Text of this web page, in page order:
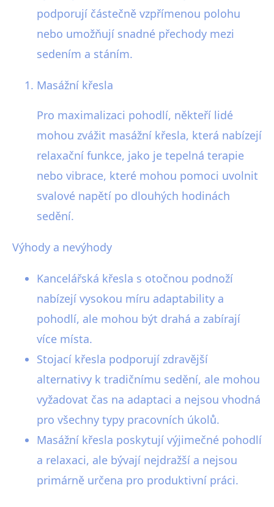
podporují částečně vzpřímenou polohu
nebo umožňují snadné přechody mezi
sedením a stáním.
Masážní křesla
Pro maximalizaci pohodlí, někteří lidé
mohou zvážit masážní křesla, která nabízejí
relaxační funkce, jako je tepelná terapie
nebo vibrace, které mohou pomoci uvolnit
svalové napětí po dlouhých hodinách
sedění.
Výhody a nevýhody
Kancelářská křesla s otočnou podnoží
nabízejí vysokou míru adaptability a
pohodlí, ale mohou být drahá a zabírají
více místa.
Stojací křesla podporují zdravější
alternativy k tradičnímu sedění, ale mohou
vyžadovat čas na adaptaci a nejsou vhodná
pro všechny typy pracovních úkolů.
Masážní křesla poskytují výjimečné pohodlí
a relaxaci, ale bývají nejdražší a nejsou
primárně určena pro produktivní práci.